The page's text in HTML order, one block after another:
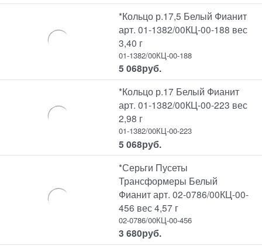
*Кольцо р.17,5 Белый Фианит
арт. 01-1382/00КЦ-00-188 вес
3,40 г
01-1382/00КЦ-00-188
5 068руб.
*Кольцо р.17 Белый Фианит
арт. 01-1382/00КЦ-00-223 вес
2,98 г
01-1382/00КЦ-00-223
5 068руб.
*Серьги Пусеты
Трансформеры Белый
Фианит арт. 02-0786/00КЦ-00-
456 вес 4,57 г
02-0786/00КЦ-00-456
3 680руб.